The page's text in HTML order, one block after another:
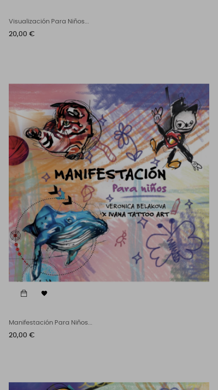
Visualización Para Niños...
Cena
20,00 €

Manifestación Para Niños...
Cena
20,00 €